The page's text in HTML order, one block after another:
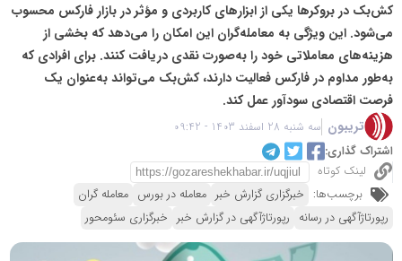
کش‌بک در بروکرها یکی از ابزارهای کاربردی و مؤثر در بازار فارکس محسوب
می‌شود. این ویژگی به معامله‌گران این امکان را می‌دهد که بخشی از
هزینه‌های معاملاتی خود را به‌صورت نقدی دریافت کنند. برای افرادی که
به‌طور مداوم در فارکس فعالیت دارند، کش‌بک می‌تواند به‌عنوان یک
فرصت اقتصادی سودآور عمل کند.
تریبون سه شنبه 28 اسفند 1403 - 09:42
اشتراک گذاری:
لینک کوتاه
برچسب‌ها: خبرگزاری گزارش خبر معامله در بورس معامله گران
رپورتاژآگهی در رسانه رپورتاژآگهی در گزارش خبر خبرگزاری سئومحور